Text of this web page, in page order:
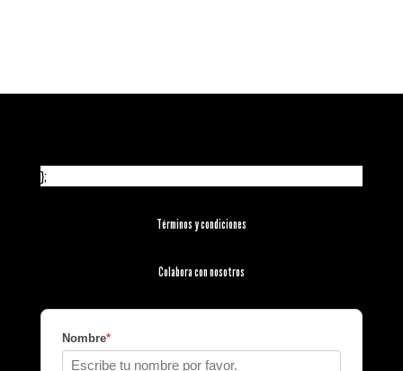
};
Términos y condiciones
Colabora con nosotros
Nombre*